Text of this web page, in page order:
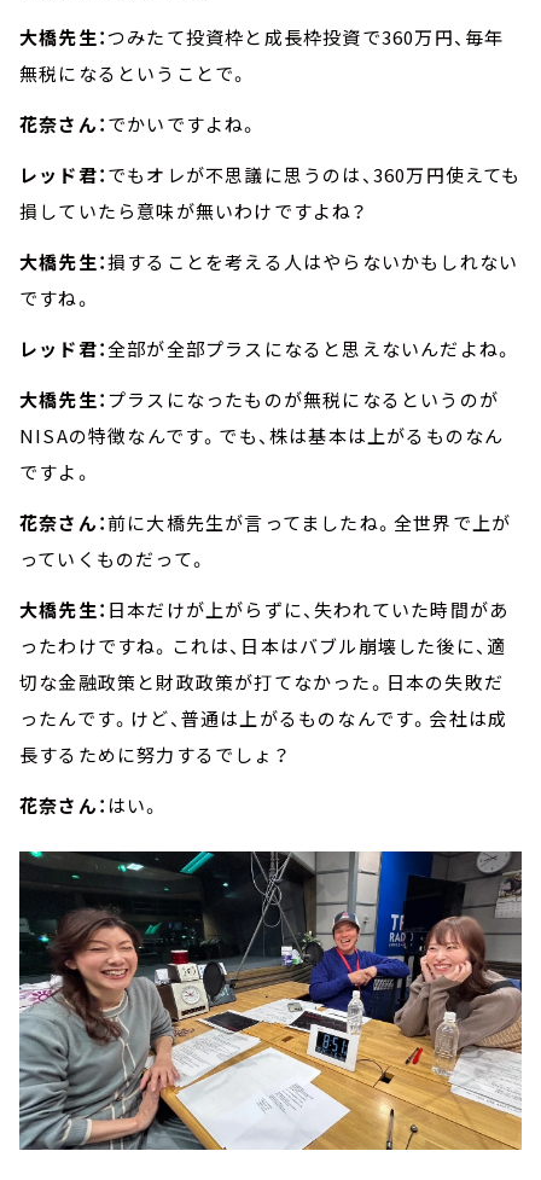
大橋先生：つみたて投資枠と成長枠投資で360万円、毎年
無税になるということで。
花奈さん：でかいですよね。
レッド君：でもオレが不思議に思うのは、360万円使えても
損していたら意味が無いわけですよね？
大橋先生：損することを考える人はやらないかもしれない
ですね。
レッド君：全部が全部プラスになると思えないんだよね。
大橋先生：プラスになったものが無税になるというのが
NISAの特徴なんです。でも、株は基本は上がるものなん
ですよ。
花奈さん：前に大橋先生が言ってましたね。全世界で上が
っていくものだって。
大橋先生： 日本だけが上がらずに、失われていた時間があ
ったわけですね。これは、日本はバブル崩壊した後に、適
切な金融政策と財政政策が打てなかった。日本の失敗だ
ったんです。けど、普通は上がるものなんです。会社は成
長するために努力するでしょ？
花奈さん： はい。